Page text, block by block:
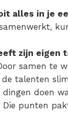
alles in je
zijn eigen
samen te
de talenten
doen
Die punten